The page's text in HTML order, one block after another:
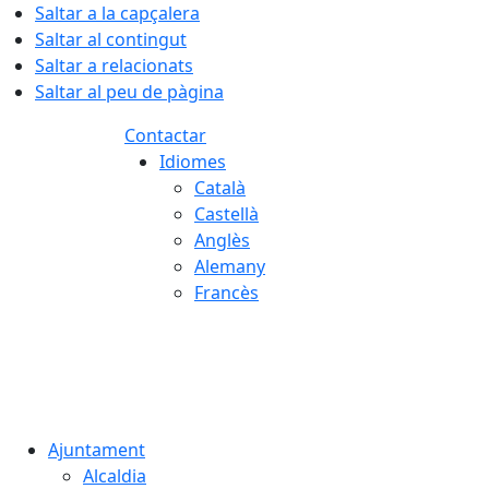
Saltar a la capçalera
Saltar al contingut
Saltar a relacionats
Saltar al peu de pàgina
Contactar
Idiomes
Català
Castellà
Anglès
Alemany
Francès
Ajuntament
Alcaldia